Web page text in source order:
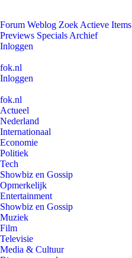
Forum Weblog Zoek Actieve Items
Previews Specials Archief
Inloggen
fok.nl
Inloggen
fok.nl
Actueel
Nederland
Internationaal
Economie
Politiek
Tech
Showbiz en Gossip
Opmerkelijk
Entertainment
Showbiz en Gossip
Muziek
Film
Televisie
Media & Cultuur